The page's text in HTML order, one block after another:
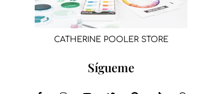
CATHERINE POOLER STORE
Sígueme